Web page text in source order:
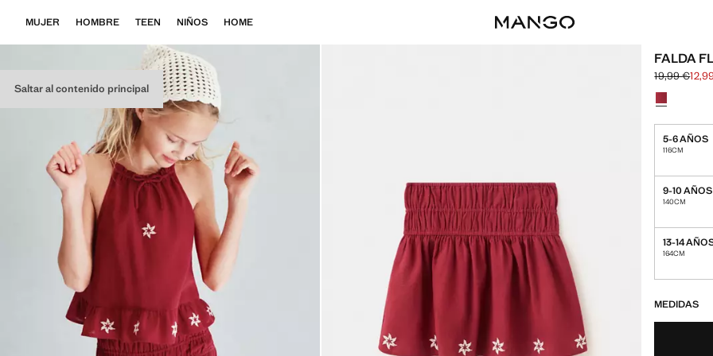
Saltar al contenido principal
MUJER HOMBRE TEEN NIÑOS HOME
FALDA
Precio
19,99 €
Precio
Selecciona
5-6 AÑOS
116CM
9-10 AÑOS
140CM
13-14
164CM
MEDIDAS